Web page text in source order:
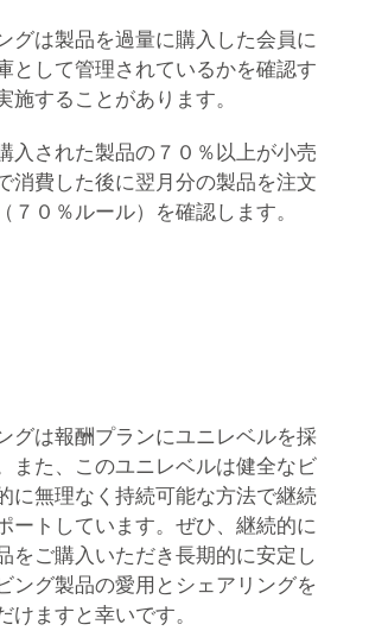
グは製品を過量に購入した会員に
として管理されているかを確認す
施することがあります。
入された製品の７０％以上が小売
消費した後に翌月分の製品を注文
７０％ルール）を確認します。
グは報酬プランにユニレベルを採
また、このユニレベルは健全なビ
に無理なく持続可能な方法で継続
ートしています。ぜひ、継続的に
をご購入いただき長期的に安定し
ング製品の愛用とシェアリングを
けますと幸いです。